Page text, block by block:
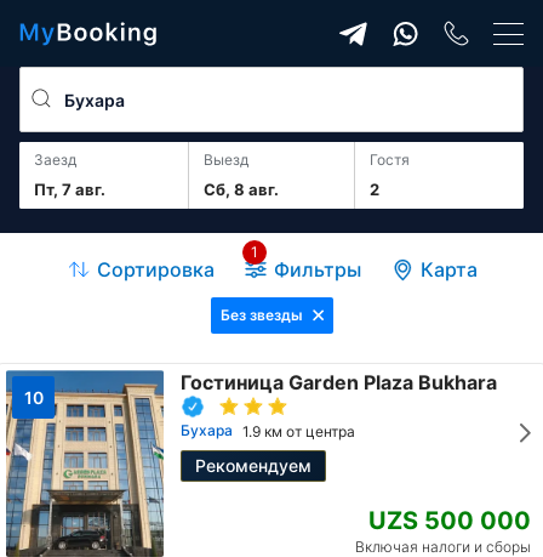
Заезд
Пт, 7 авг.
Выезд
Сб, 8 авг. 2
гостя
Сортировка Фильтры
1
Карта
Без звезды
10
Гостиница Garden Plaza Bukhara
Бухара 1.9 км от центра
Рекомендуем
UZS 500 000
Включая налоги и сборы